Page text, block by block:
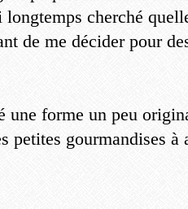
longtemps cherché
de me décider pour
une forme un peu
petites gourmandises à